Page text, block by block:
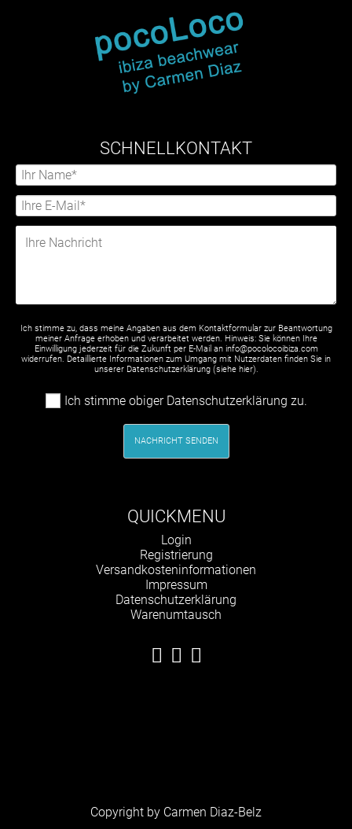
SCHNELLKONTAKT
Ich stimme zu, dass meine Angaben aus dem Kontaktformular zur Beantwortung
meiner Anfrage erhoben und verarbeitet werden. Hinweis: Sie können Ihre
Einwilligung jederzeit für die Zukunft per E-Mail an info@pocolocoibiza.com
widerrufen. Detaillierte Informationen zum Umgang mit Nutzerdaten finden Sie in
unserer Datenschutzerklärung (siehe hier).
Ich stimme obiger Datenschutzerklärung zu.
NACHRICHT SENDEN
QUICKMENU
Navigation
überspringen
Login
Registrierung
Versandkosteninformationen
Impressum
Datenschutzerklärung
Warenumtausch
Copyright by Carmen Diaz-Belz